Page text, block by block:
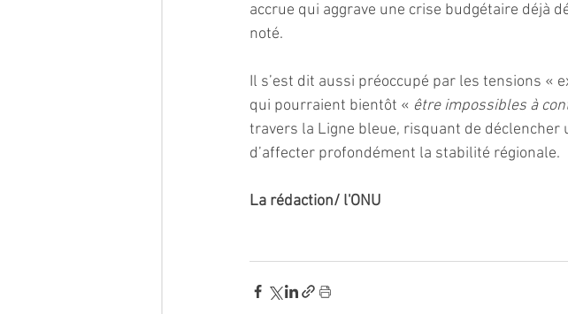
accrue qui aggrave une crise budgétaire déjà
noté.
Il s’est dit aussi préoccupé par les tensions «
qui pourraient bientôt « être impossibles à
travers la Ligne bleue, risquant de
d’affecter profondément la stabilité régionale.
La rédaction/ l'ONU